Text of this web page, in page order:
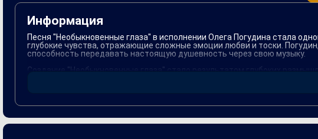
Информация
Песня "Необыкновенные глаза" в исполнении Олега Погудина стала
глубокие чувства, отражающие сложные эмоции любви и тоски.
способность передавать настоящую душевность через свою музыку.
Создание "Необыкновенные глаза" стало результатом глубоких
переживаниями, Олег тщательно подбирал слова и мелодию, чтобы